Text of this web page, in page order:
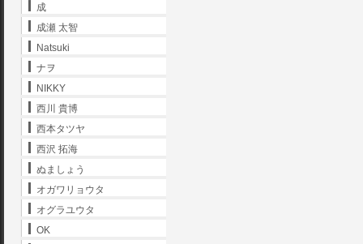
成
成瀬 太智
Natsuki
ナヲ
NIKKY
西川 貴博
西本タツヤ
西沢 拓海
ぬましょう
オガワリョウタ
オグラユウタ
OK